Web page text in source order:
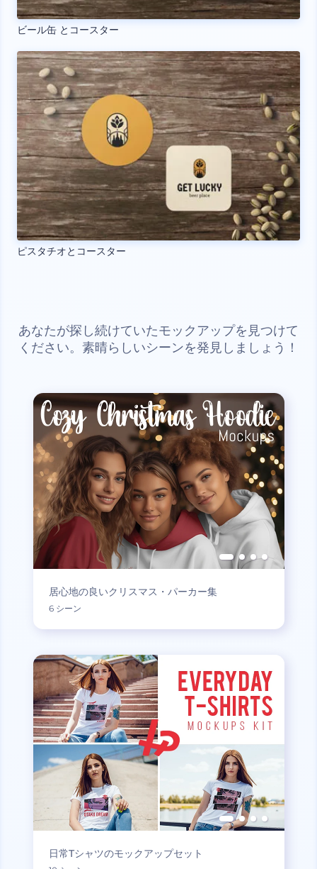
ビール缶 とコースター
ピスタチオとコースター
あなたが探し続けていたモックアップを見つけて
ください。素晴らしいシーンを発見しましょう！
居心地の良いクリスマス・パーカー集
6 シーン
日常Tシャツのモックアップセット